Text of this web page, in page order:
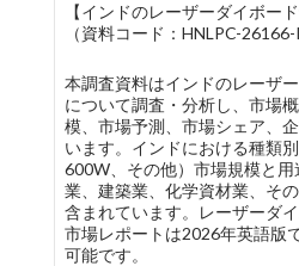
【インドのレーザーダイボー
（資料コード：HNLPC-26166-
本調査資料はインドのレーザ
について調査・分析し、市場
模、市場予測、市場シェア、
います。インドにおける種類
600W、その他）市場規模と
業、建築業、化学資材業、そ
含まれています。レーザーダ
市場レポートは2026年英語版
可能です。